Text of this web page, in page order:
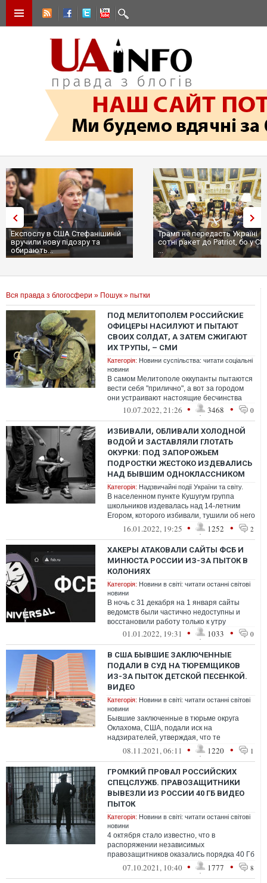
Експослу в США Стефанішиній
вручили нову підозру та
обирають...
Трамп не передасть Україні
сотні ракет до Patriot, бо у
...
Вся правда з блогосфери » Пошук » пытки
ПОД МЕЛИТОПОЛЕМ РОССИЙСКИЕ
ОФИЦЕРЫ НАСИЛУЮТ И ПЫТАЮТ
СВОИХ СОЛДАТ, А ЗАТЕМ СЖИГАЮТ
ИХ ТРУПЫ, – СМИ
Категорія: Новини суспільства: читати соціальні
новини
В самом Мелитополе оккупанты пытаются
вести себя "прилично", а вот за городом
они устраивают настоящие бесчинства
10.07.2022, 21:26 • 3468 • 0
ИЗБИВАЛИ, ОБЛИВАЛИ ХОЛОДНОЙ
ВОДОЙ И ЗАСТАВЛЯЛИ ГЛОТАТЬ
ОКУРКИ: ПОД ЗАПОРОЖЬЕМ
ПОДРОСТКИ ЖЕСТОКО ИЗДЕВАЛИСЬ
НАД БЫВШИМ ОДНОКЛАССНИКОМ
Категорія: Надзвичайні події України та світу.
В населенном пункте Кушугум группа
школьников издевалась над 14-летним
Егором, которого избивали, тушили об него
окурки, а потом облили холодной водой...
16.01.2022, 19:25 • 1252 • 2
ХАКЕРЫ АТАКОВАЛИ САЙТЫ ФСБ И
МИНЮСТА РОССИИ ИЗ-ЗА ПЫТОК В
КОЛОНИЯХ
Категорія: Новини в світі: читати останні світові
новини
В ночь с 31 декабря на 1 января сайты
ведомств были частично недоступны и
восстановили работу только к утру
01.01.2022, 19:31 • 1033 • 0
В США БЫВШИЕ ЗАКЛЮЧЕННЫЕ
ПОДАЛИ В СУД НА ТЮРЕМЩИКОВ
ИЗ-ЗА ПЫТОК ДЕТСКОЙ ПЕСЕНКОЙ.
ВИДЕО
Категорія: Новини в світі: читати останні світові
новини
Бывшие заключенные в тюрьме округа
Оклахома, США, подали иск на
надзирателей, утверждая, что те
заставляли их слушать детскую песенку
"Baby Shark" на ...
08.11.2021, 06:11 • 1220 • 1
ГРОМКИЙ ПРОВАЛ РОССИЙСКИХ
СПЕЦСЛУЖБ. ПРАВОЗАЩИТНИКИ
ВЫВЕЗЛИ ИЗ РОССИИ 40 ГБ ВИДЕО
ПЫТОК
Категорія: Новини в світі: читати останні світові
новини
4 октября стало известно, что в
распоряжении независимых
правозащитников оказались порядка 40 Гб
видео, документов и фото со случаями
пыток в местах л...
07.10.2021, 10:40 • 1777 • 8